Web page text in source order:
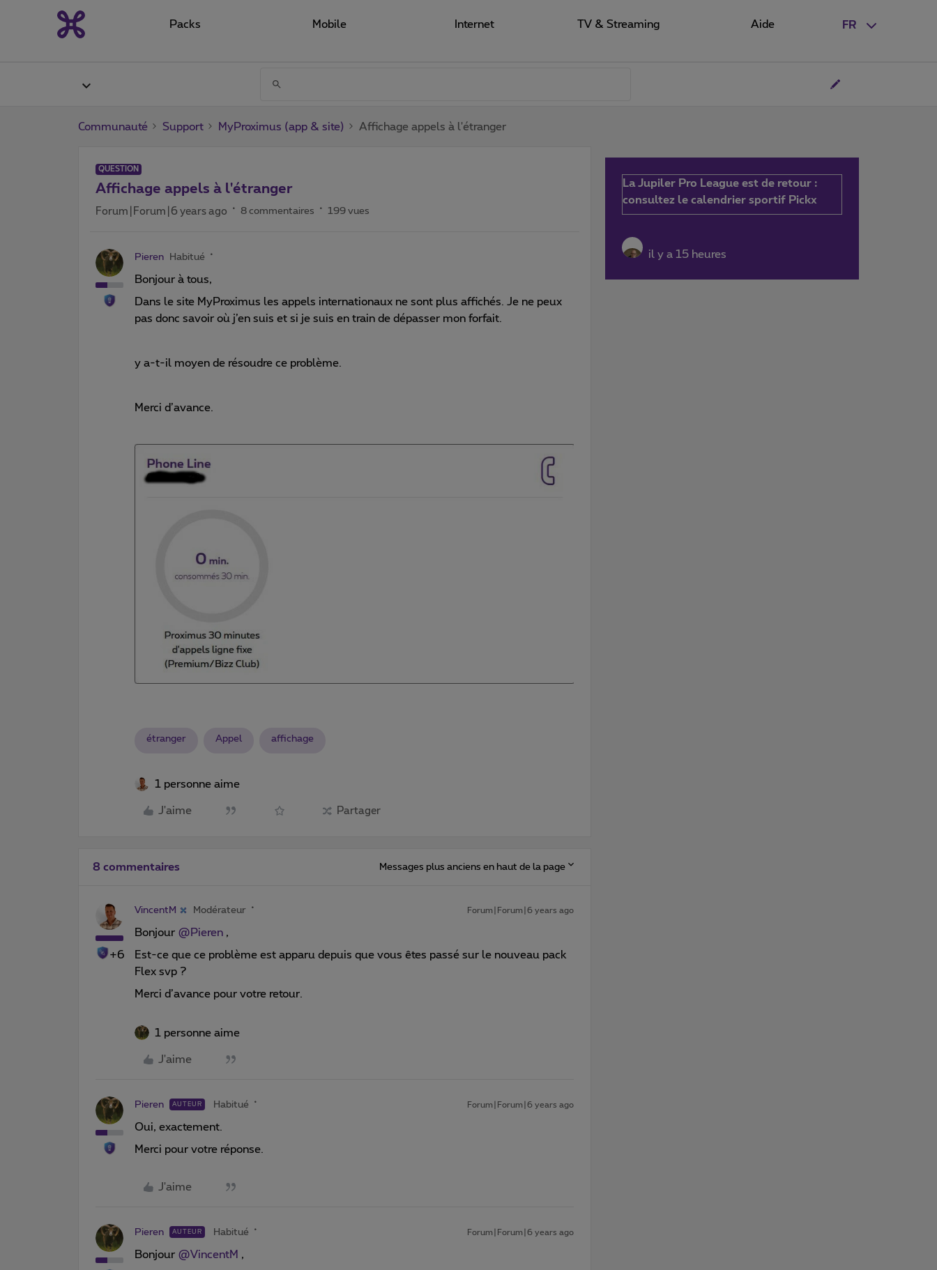
FR
Packs Mobile Internet TV & Streaming Aide
Communauté Support MyProximus (app & site) Affichage appels à l'étranger
QUESTION
Affichage appels à l'étranger
Forum|Forum|6 years ago 8 commentaires 199 vues
Pieren Habitué
Bonjour à tous,
Dans le site MyProximus les appels internationaux ne sont plus affichés. Je ne peux
pas donc savoir où j’en suis et si je suis en train de dépasser mon forfait.
y a-t-il moyen de résoudre ce problème.
Merci d’avance.
étranger Appel affichage
1 personne aime
J'aime Partager
8 commentaires Messages plus anciens en haut de la page
+6
VincentM Modérateur Forum|Forum|6 years ago
Bonjour @Pieren ,
Est-ce que ce problème est apparu depuis que vous êtes passé sur le nouveau pack
Flex svp ?
Merci d’avance pour votre retour.
1 personne aime
J'aime
Pieren AUTEUR Habitué Forum|Forum|6 years ago
Oui, exactement.
Merci pour votre réponse.
J'aime
Pieren AUTEUR Habitué Forum|Forum|6 years ago
Bonjour @VincentM ,
La Jupiler Pro League est de retour :
consultez le calendrier sportif Pickx
il y a 15 heures